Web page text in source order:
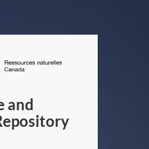
/
Canada
and